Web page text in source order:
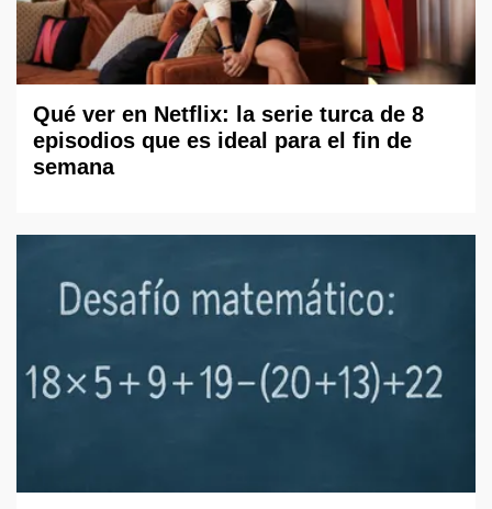
Qué ver en Netflix: la serie turca de 8
episodios que es ideal para el fin de
semana